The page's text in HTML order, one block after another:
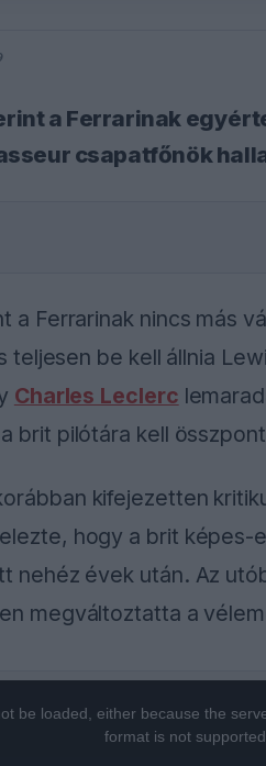
a Ferrarinak
csapatfőnök
a Ferrarinak nincs más
teljesen be kell állnia
Charles Leclerc
brit pilótára kell
kifejezetten
hogy a brit
nehéz évek után. Az
megváltoztatta a
be loaded, either because the
format is not supported.